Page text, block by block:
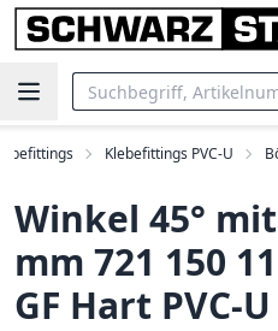
Klebefittings PVC-U
Winkel 45°
mm 721 150
GF Hart PVC-